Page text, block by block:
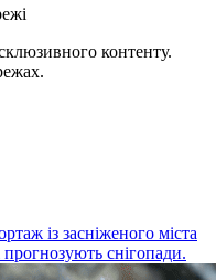
контенту.
із засніженого міста
снігопади.